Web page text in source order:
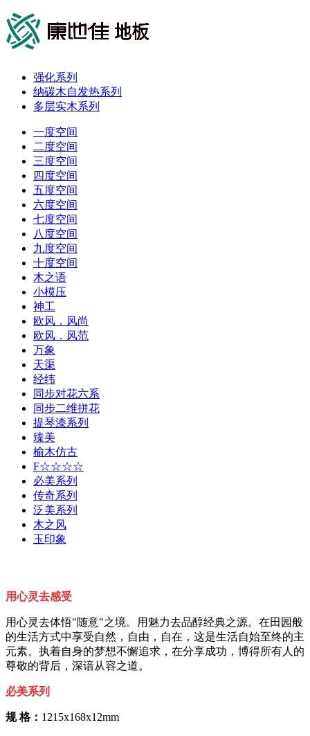
强化系列
纳碳木自发热系列
多层实木系列
一度空间
二度空间
三度空间
四度空间
五度空间
六度空间
七度空间
八度空间
九度空间
十度空间
木之语
小模压
神工
欧风．风尚
欧风．风范
万象
天渠
经纬
同步对花六系
同步二维拼花
提琴漆系列
臻美
榆木仿古
F☆☆☆☆
必美系列
传奇系列
泛美系列
木之风
玉印象
用心灵去感受
用心灵去体悟"随意"之境。用魅力去品醇经典之源。在田园般
的生活方式中享受自然，自由，自在，这是生活自始至终的主
元素。执着自身的梦想不懈追求，在分享成功，博得所有人的
尊敬的背后，深谙从容之道。
必美系列
规 格： 1215x168x12mm